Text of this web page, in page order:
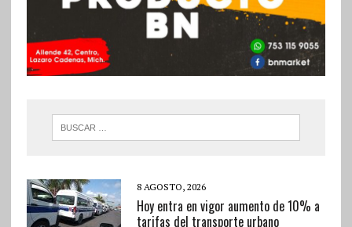
8 AGOSTO, 2026
Hoy entra en vigor aumento de 10% a
tarifas del transporte urbano